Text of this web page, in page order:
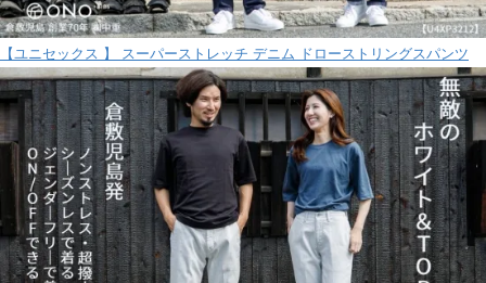
【ユニセックス 】 スーパーストレッチ デニム ドローストリングスパンツ